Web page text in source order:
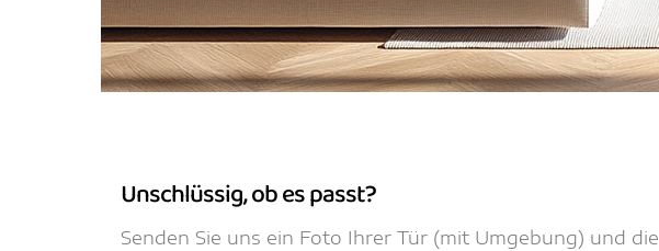
Unschlüssig, ob es passt?
Senden Sie uns ein Foto Ihrer Tür (mit Umgebung) und die